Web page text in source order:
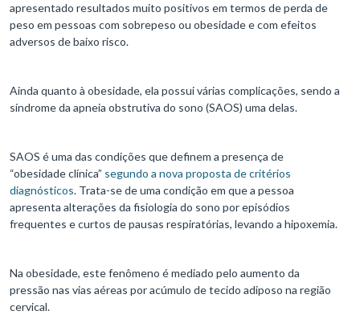
apresentado resultados muito positivos em termos de perda de
peso em pessoas com sobrepeso ou obesidade e com efeitos
adversos de baixo risco.
Ainda quanto à obesidade, ela possui várias complicações, sendo a
síndrome da apneia obstrutiva do sono (SAOS) uma delas.
SAOS é uma das condições que definem a presença de
“obesidade clínica” segundo a nova proposta de critérios
diagnósticos. Trata-se de uma condição em que a pessoa
apresenta alterações da fisiologia do sono por episódios
frequentes e curtos de pausas respiratórias, levando a hipoxemia.
Na obesidade, este fenômeno é mediado pelo aumento da
pressão nas vias aéreas por acúmulo de tecido adiposo na região
cervical.